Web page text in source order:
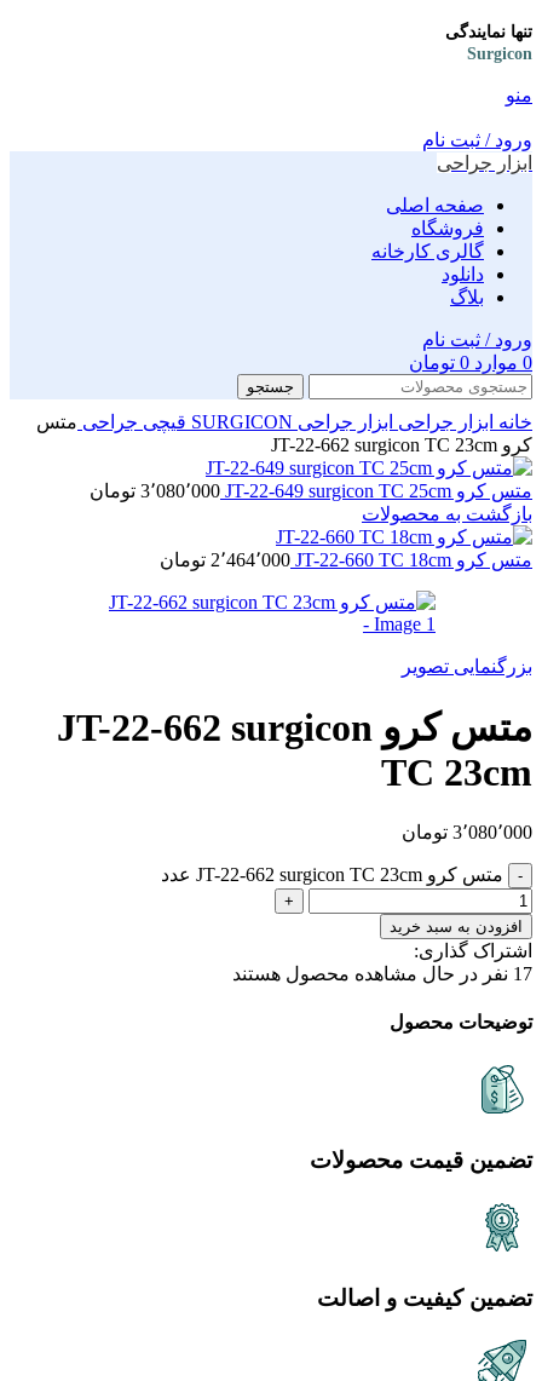
تنها نمایندگی
Surgicon
منو
ورود / ثبت نام
ابزار جراحی
صفحه اصلی
فروشگاه
گالری کارخانه
دانلود
بلاگ
ورود / ثبت نام
0 موارد 0 تومان
جستجو
خانه ابزار جراحی ابزار جراحی SURGICON قیچی جراحی متس
کرو JT-22-662 surgicon TC 23cm
متس کرو JT-22-649 surgicon TC 25cm 3٬080٬000 تومان
بازگشت به محصولات
متس کرو JT-22-660 TC 18cm 2٬464٬000 تومان
بزرگنمایی تصویر
متس کرو JT-22-662 surgicon
TC 23cm
3٬080٬000 تومان
متس کرو JT-22-662 surgicon TC 23cm عدد
افزودن به سبد خرید
اشتراک گذاری:
17 نفر در حال مشاهده محصول هستند
توضیحات محصول
تضمین قیمت محصولات
تضمین کیفیت و اصالت